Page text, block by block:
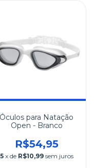
Óculos para Natação
Open - Branco
R$54,95
5 x de R$10,99 sem juros